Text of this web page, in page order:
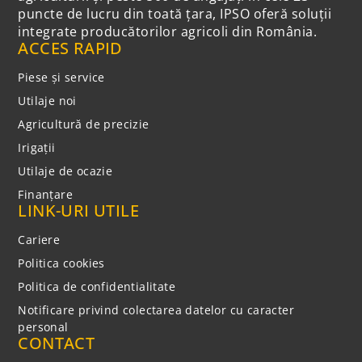
puncte de lucru din toată țara, IPSO oferă soluții
integrate producătorilor agricoli din România.
ACCES RAPID
Piese și service
Utilaje noi
Agricultură de precizie
Irigații
Utilaje de ocazie
Finanțare
LINK-URI UTILE
Cariere
Politica cookies
Politica de confidentialitate
Notificare privind colectarea datelor cu caracter
personal
CONTACT